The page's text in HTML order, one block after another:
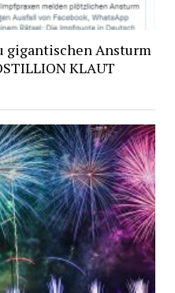
gigantischen Ansturm
KLAUT